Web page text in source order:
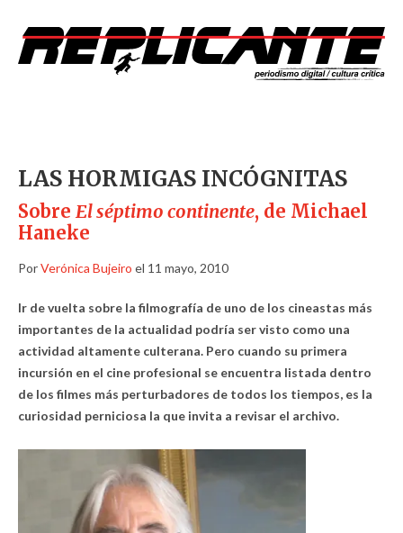
LAS HORMIGAS INCÓGNITAS
Sobre El séptimo continente, de Michael
Haneke
PorVerónica Bujeiro el 11 mayo, 2010
Ir de vuelta sobre la filmografía de uno de los cineastas más
importantes de la actualidad podría ser visto como una
actividad altamente culterana. Pero cuando su primera
incursión en el cine profesional se encuentra listada dentro
de los filmes más perturbadores de todos los tiempos, es la
curiosidad perniciosa la que invita a revisar el archivo.